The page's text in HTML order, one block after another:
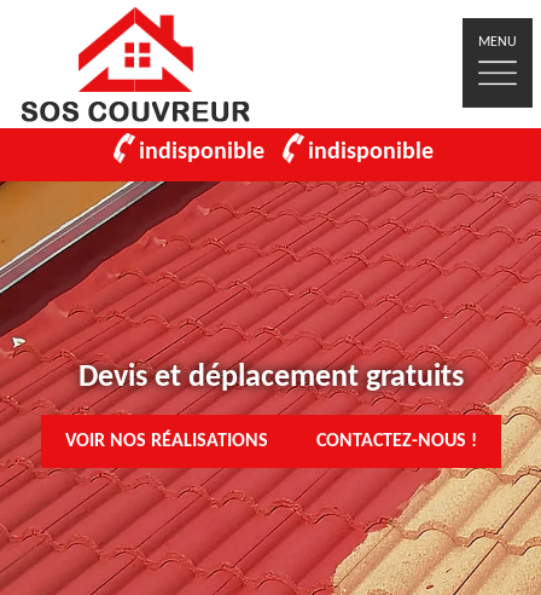
MENU
indisponible indisponible
Devis et déplacement gratuits
VOIR NOS RÉALISATIONS CONTACTEZ-NOUS !